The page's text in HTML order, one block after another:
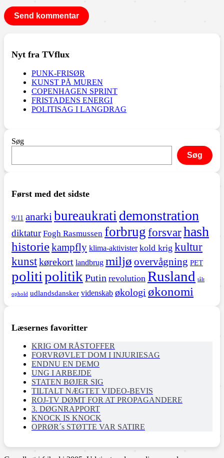
Nyt fra TVflux
PUNK-FRISØR
KUNST PÅ MUREN
COPENHAGEN SPRINT
FRISTADENS ENERGI
POLITISAG I LANGDRAG
Søg
Søg
Først med det sidste
9/11 anarki bureaukrati demonstration
diktatur Fogh Rasmussen forbrugforsvarhash
historiekampfly klima-aktivister kold krig kultur
kunstkørekort landbrug miljø overvågning PET
politipolitik Putin revolution Rusland tålt
ophold udlandsdansker videnskab økologi økonomi
Læsernes favoritter
KRIG OM RÅSTOFFER
FORVRØVLET DOM I INJURIESAG
ENDNU EN DEMO
UNG I ARBEJDE
STATEN BØJER SIG
TILTALT NÆGTET VIDEO-BEVIS
ROJ-TV DØMT FOR AT PROPAGANDERE
3. DØGNRAPPORT
KNOCK IS KNOCK
OPRØR´s STØTTE VAR SATIRE